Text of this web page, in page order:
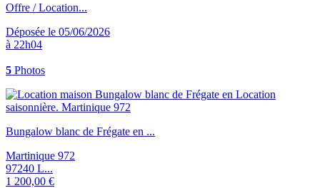
Offre / Location...
Déposée le 05/06/2026
à 22h04
5 Photos
Bungalow blanc de Frégate en ...
Martinique 972
97240 L...
1 200,00 €